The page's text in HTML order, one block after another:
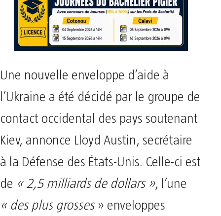
Une nouvelle enveloppe d’aide à
l’Ukraine a été décidé par le groupe de
contact occidental des pays soutenant
Kiev, annonce Lloyd Austin, secrétaire
à la Défense des États-Unis. Celle-ci est
de « 2,5 milliards de dollars », l’une
« des plus grosses» enveloppes